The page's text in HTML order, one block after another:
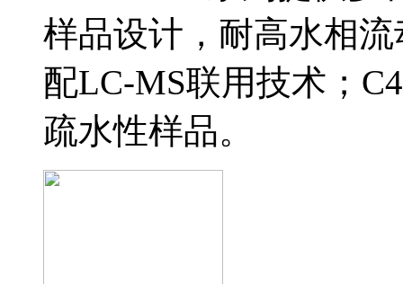
样品设计，耐高水相
配LC-MS联用技术；
疏水性样品。